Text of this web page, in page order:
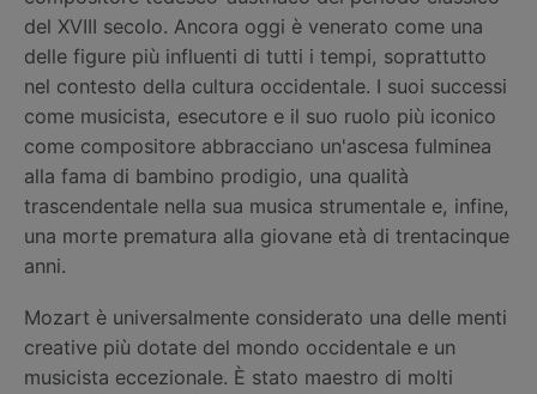
del XVIII secolo. Ancora oggi è venerato come una
delle figure più influenti di tutti i tempi, soprattutto
nel contesto della cultura occidentale. I suoi successi
come musicista, esecutore e il suo ruolo più iconico
come compositore abbracciano un'ascesa fulminea
alla fama di bambino prodigio, una qualità
trascendentale nella sua musica strumentale e, infine,
una morte prematura alla giovane età di trentacinque
anni.
Mozart è universalmente considerato una delle menti
creative più dotate del mondo occidentale e un
musicista eccezionale. È stato maestro di molti